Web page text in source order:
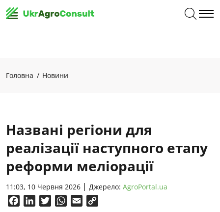
Головна Новини
Названі регіони для
реалізації наступного етапу
реформи меліорації
11:03, 10 Червня 2026 Джерело: AgroPortal.ua
FacebookLinkedInTwitterWhatsApp
Email